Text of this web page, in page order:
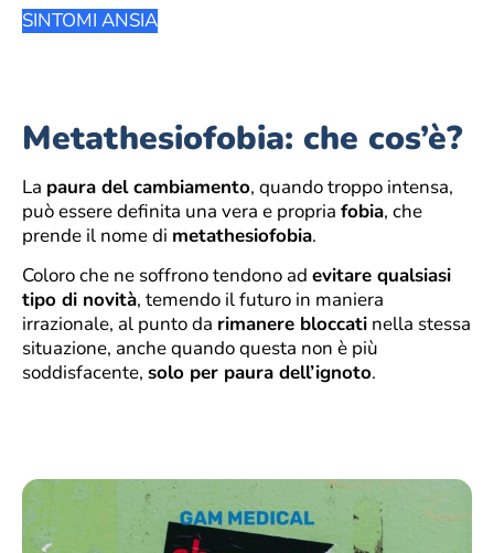
SINTOMI ANSIA
Metathesiofobia: che cos’è?
La paura del cambiamento, quando troppo intensa,
può essere definita una vera e propria fobia, che
prende il nome di metathesiofobia.
Coloro che ne soffrono tendono ad evitare qualsiasi
tipo di novità, temendo il futuro in maniera
irrazionale, al punto da rimanere bloccati nella stessa
situazione, anche quando questa non è più
soddisfacente, solo per paura dell’ignoto.